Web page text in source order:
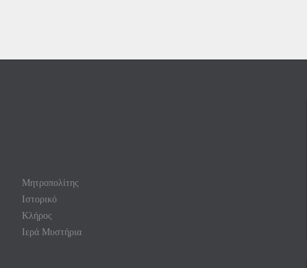
Μητροπολίτης
Ιστορικό
Κλήρος
Ιερά Μυστήρια